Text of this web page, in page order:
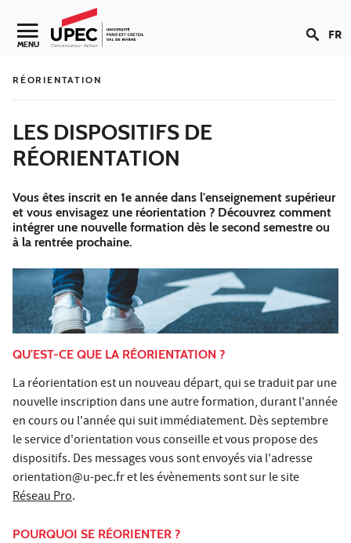
Aller au contenu
Navigation secondaire
MENU FR
RÉORIENTATION
LES DISPOSITIFS DE
RÉORIENTATION
Vous êtes inscrit en 1e année dans l'enseignement supérieur
et vous envisagez une réorientation ? Découvrez comment
intégrer une nouvelle formation dès le second semestre ou
à la rentrée prochaine.
QU'EST-CE QUE LA RÉORIENTATION ?
La réorientation est un nouveau départ, qui se traduit par une
nouvelle inscription dans une autre formation, durant l'année
en cours ou l'année qui suit immédiatement. Dès septembre
le service d'orientation vous conseille et vous propose des
dispositifs. Des messages vous sont envoyés via l'adresse
orientation@u-pec.fr et les évènements sont sur le site
Réseau Pro.
POURQUOI SE RÉORIENTER ?